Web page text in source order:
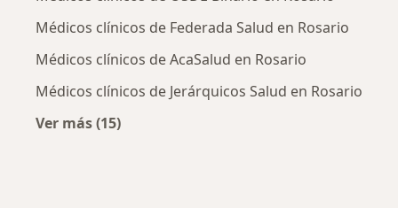
Médicos clínicos de Federada Salud en Rosario
Médicos clínicos de AcaSalud en Rosario
Médicos clínicos de Jerárquicos Salud en Rosario
Ver más (15)